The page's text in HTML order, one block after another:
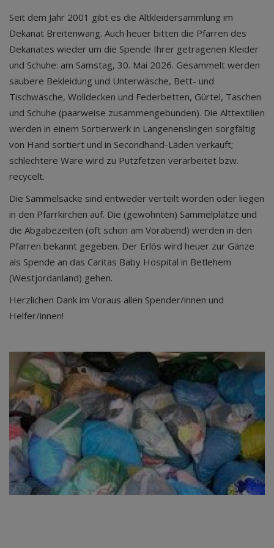
Seit dem Jahr 2001 gibt es die Altkleidersammlung im
Dekanat Breitenwang. Auch heuer bitten die Pfarren des
Dekanates wieder um die Spende Ihrer getragenen Kleider
und Schuhe: am Samstag, 30. Mai 2026. Gesammelt werden
saubere Bekleidung und Unterwäsche, Bett- und
Tischwäsche, Wolldecken und Federbetten, Gürtel, Taschen
und Schuhe (paarweise zusammengebunden). Die Alttextilien
werden in einem Sortierwerk in Langenenslingen sorgfältig
von Hand sortiert und in Secondhand-Läden verkauft;
schlechtere Ware wird zu Putzfetzen verarbeitet bzw.
recycelt.
Die Sammelsäcke sind entweder verteilt worden oder liegen
in den Pfarrkirchen auf. Die (gewohnten) Sammelplätze und
die Abgabezeiten (oft schon am Vorabend) werden in den
Pfarren bekannt gegeben. Der Erlös wird heuer zur Gänze
als Spende an das Caritas Baby Hospital in Betlehem
(Westjordanland) gehen.
Herzlichen Dank im Voraus allen Spender/innen und
Helfer/innen!